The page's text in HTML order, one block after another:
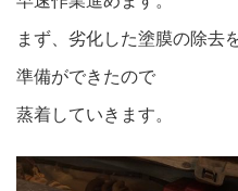
まず、劣化した塗膜の除去
準備ができたので
蒸着していきます。